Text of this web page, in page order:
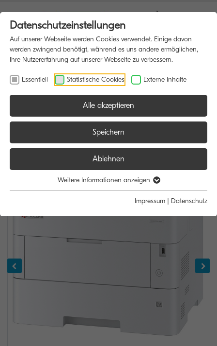
Datenschutzeinstellungen
Auf unserer Webseite werden Cookies verwendet. Einige davon
werden zwingend benötigt, während es uns andere ermöglichen,
Ihre Nutzererfahrung auf unserer Webseite zu verbessern.
Essentiell Statistische Cookies Externe Inhalte
Alle akzeptieren
Speichern
Ablehnen
Weitere Informationen anzeigen
Impressum | Datenschutz